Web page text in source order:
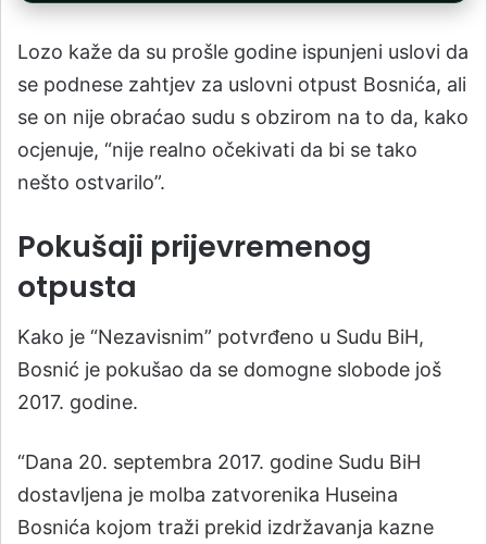
Lozo kaže da su prošle godine ispunjeni uslovi da
se podnese zahtjev za uslovni otpust Bosnića, ali
se on nije obraćao sudu s obzirom na to da, kako
ocjenuje, “nije realno očekivati da bi se tako
nešto ostvarilo”.
Pokušaji prijevremenog
otpusta
Kako je “Nezavisnim” potvrđeno u Sudu BiH,
Bosnić je pokušao da se domogne slobode još
2017. godine.
“Dana 20. septembra 2017. godine Sudu BiH
dostavljena je molba zatvorenika Huseina
Bosnića kojom traži prekid izdržavanja kazne